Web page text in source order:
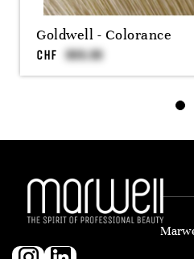
Goldwell - Colorance
CHF